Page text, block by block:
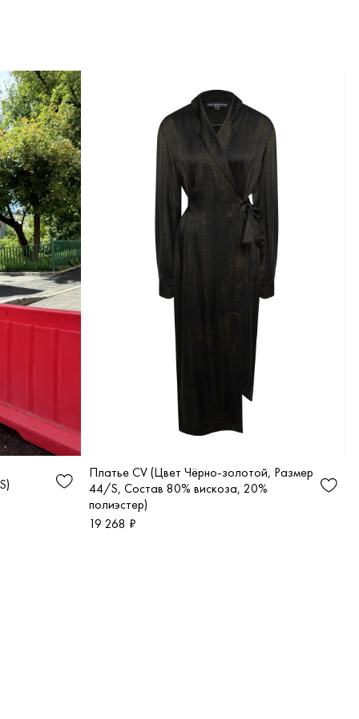
Платье CV (Цвет Чёрно-золотой, Размер
44/S, Состав 80% вискоза, 20%
полиэстер)
19 268 ₽